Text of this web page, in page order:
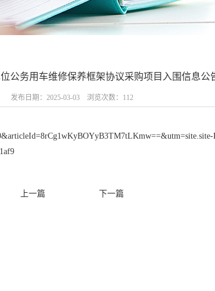
公务用车维修保养框架协议采购项目入围信息公
发布日期：2025-03-03 浏览次数： 112
上一篇 下一篇